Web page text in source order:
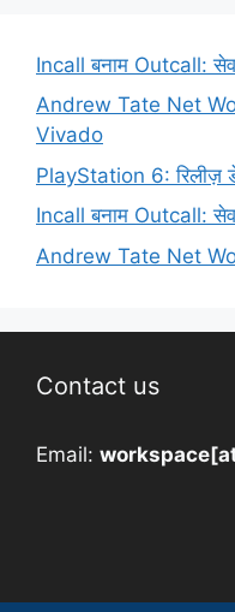
Incall बनाम Outcall:
Andrew Tate Net
Vivado
PlayStation 6: रिलीज़
Incall बनाम Outcall:
Andrew Tate Net
Contact us
Email: